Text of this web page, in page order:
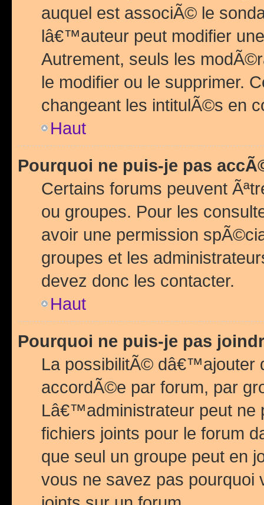
auquel est associÃ© le
lâ€™auteur peut modifier
Autrement, seuls les
le modifier ou le supprimer.
changeant les intitulÃ©s en
Haut
Pourquoi ne puis-je pas
Certains forums peuvent
ou groupes. Pour les
avoir une permission
groupes et les
devez donc les contacter.
Haut
Pourquoi ne puis-je pas
La possibilitÃ© dâ€™ajouter
accordÃ©e par forum, par
Lâ€™administrateur peut
fichiers joints pour le forum
que seul un groupe peut en
vous ne savez pas pourquoi